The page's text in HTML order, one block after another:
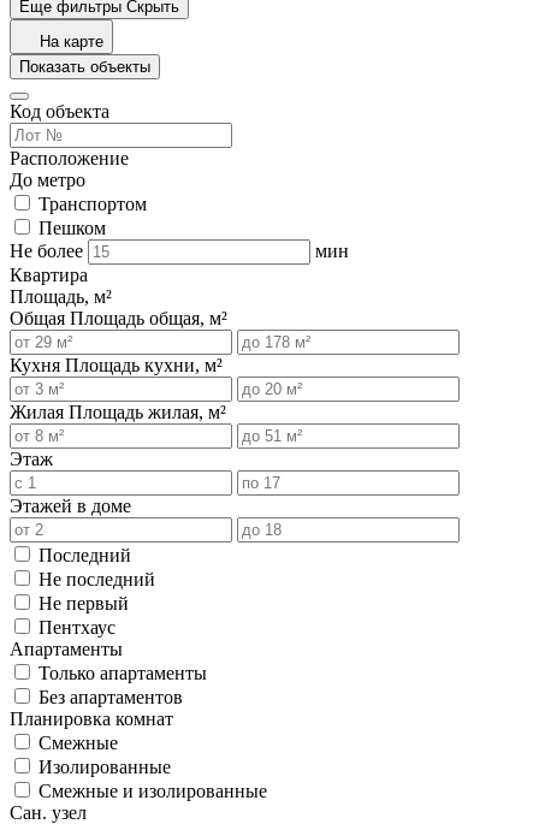
Еще фильтры Скрыть
На карте
Показать объекты
Код объекта
Расположение
До метро
Транспортом
Пешком
Не более
мин
Квартира
Площадь, м²
Общая Площадь общая, м²
Кухня Площадь кухни, м²
Жилая Площадь жилая, м²
Этаж
Этажей в доме
Последний
Не последний
Не первый
Пентхаус
Апартаменты
Только апартаменты
Без апартаментов
Планировка комнат
Смежные
Изолированные
Смежные и изолированные
Сан. узел